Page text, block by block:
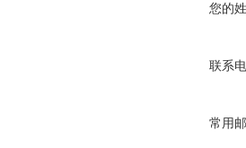
您的
联系
常用